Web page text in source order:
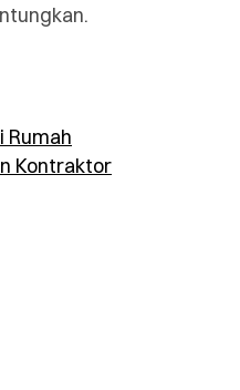
Rumah
Kontraktor